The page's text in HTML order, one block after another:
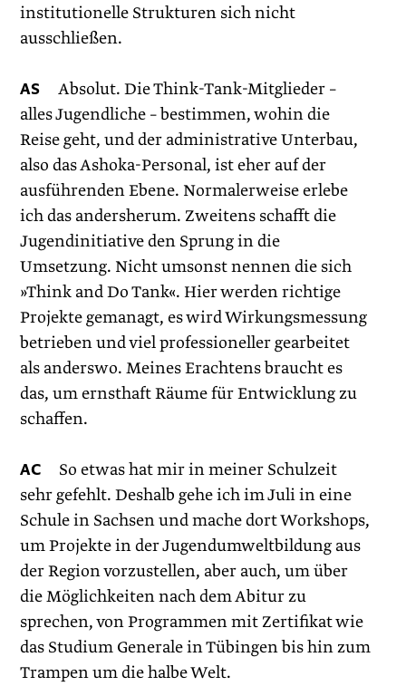
institutionelle Strukturen sich nicht
ausschließen.
AS Absolut. Die Think-Tank-Mitglieder –
alles Jugendliche – bestimmen, wohin die
Reise geht, und der administrative Unterbau,
also das Ashoka-Personal, ist eher auf der
ausführenden Ebene. Normalerweise erlebe
ich das andersherum. Zweitens schafft die
Jugendinitiative den Sprung in die
Umsetzung. Nicht umsonst nennen die sich
»Think and Do Tank«. Hier werden richtige
Projekte gemanagt, es wird Wirkungsmessung
betrieben und viel professioneller gearbeitet
als anderswo. Meines Erachtens braucht es
das, um ernsthaft Räume für Entwicklung zu
schaffen.
AC So etwas hat mir in meiner Schulzeit
sehr gefehlt. Deshalb gehe ich im Juli in eine
Schule in Sachsen und mache dort Workshops,
um Projekte in der Jugendumweltbildung aus
der Region vorzustellen, aber auch, um über
die Möglichkeiten nach dem Abi­tur zu
sprechen, von Programmen mit Zertifikat wie
das Studium Generale in Tübingen bis hin zum
Trampen um die halbe Welt.